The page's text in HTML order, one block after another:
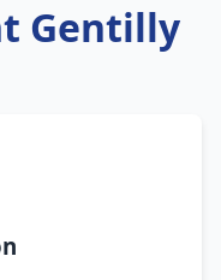
Gentilly